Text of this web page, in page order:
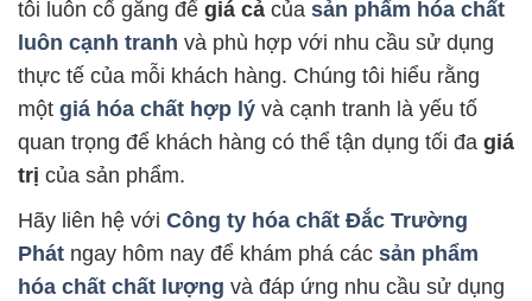
tôi luôn cố gắng để giá cả của sản phẩm hóa chất
luôn cạnh tranh và phù hợp với nhu cầu sử dụng
thực tế của mỗi khách hàng. Chúng tôi hiểu rằng
một giá hóa chất hợp lý và cạnh tranh là yếu tố
quan trọng để khách hàng có thể tận dụng tối đa giá
trị của sản phẩm.
Hãy liên hệ với Công ty hóa chất Đắc Trường
Phát ngay hôm nay để khám phá các sản phẩm
hóa chất chất lượng và đáp ứng nhu cầu sử dụng